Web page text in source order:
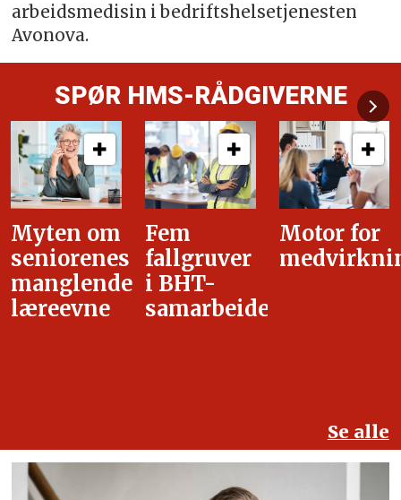
arbeidsmedisin i bedriftshelsetjenesten
Avonova.
SPØR HMS-RÅDGIVERNE
Fem
fallgruver
i BHT-
samarbeidet
Motor for
medvirkning
i
Se alle